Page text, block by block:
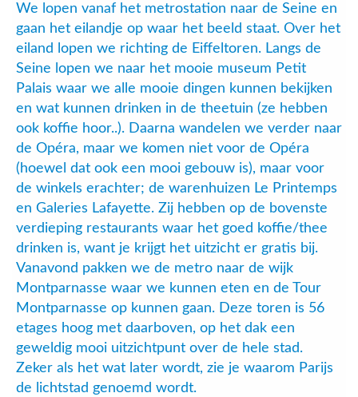
We lopen vanaf het metrostation naar de Seine en
gaan het eilandje op waar het beeld staat. Over het
eiland lopen we richting de Eiffeltoren. Langs de
Seine lopen we naar het mooie museum Petit
Palais waar we alle mooie dingen kunnen bekijken
en wat kunnen drinken in de theetuin (ze hebben
ook koffie hoor..). Daarna wandelen we verder naar
de Opéra, maar we komen niet voor de Opéra
(hoewel dat ook een mooi gebouw is), maar voor
de winkels erachter; de warenhuizen Le Printemps
en Galeries Lafayette. Zij hebben op de bovenste
verdieping restaurants waar het goed koffie/thee
drinken is, want je krijgt het uitzicht er gratis bij.
Vanavond pakken we de metro naar de wijk
Montparnasse waar we kunnen eten en de Tour
Montparnasse op kunnen gaan. Deze toren is 56
etages hoog met daarboven, op het dak een
geweldig mooi uitzichtpunt over de hele stad.
Zeker als het wat later wordt, zie je waarom Parijs
de lichtstad genoemd wordt.